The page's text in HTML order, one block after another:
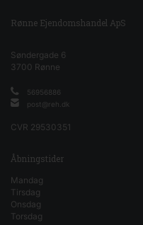
Rønne Ejendomshandel ApS
Søndergade 6
3700 Rønne
56956886
post@reh.dk
CVR 29530351
Åbningstider
Mandag
Tirsdag
Onsdag
Torsdag